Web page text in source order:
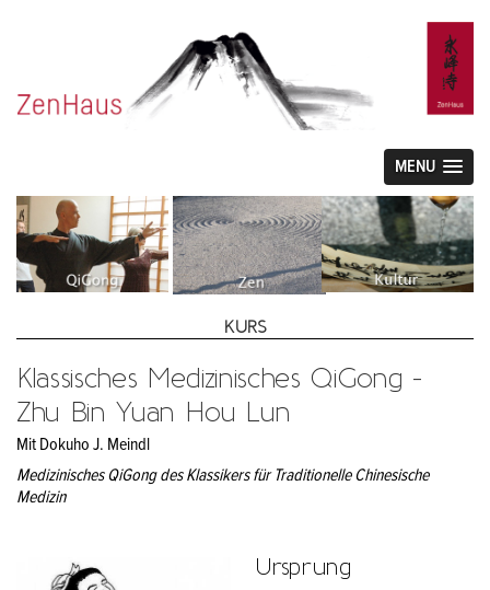
MENU
KURS
Klassisches Medizinisches QiGong -
Zhu Bin Yuan Hou Lun
Mit Dokuho J. Meindl
Medizinisches QiGong des Klassikers für Traditionelle Chinesische
Medizin
Ursprung